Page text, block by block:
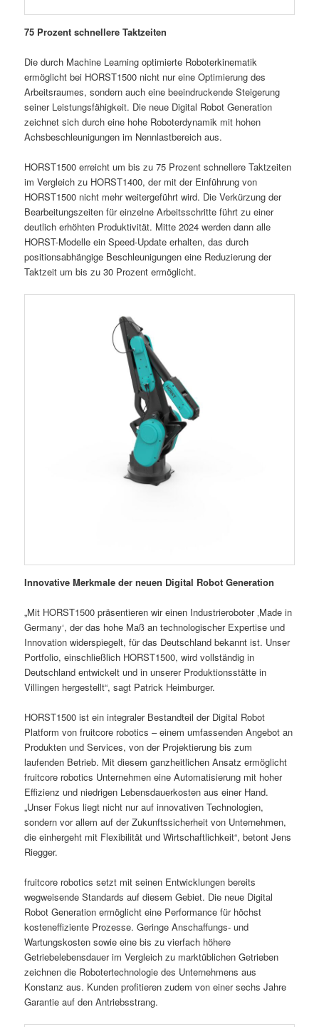
75 Prozent schnellere Taktzeiten
Die durch Machine Learning optimierte Roboterkinematik
ermöglicht bei HORST1500 nicht nur eine Optimierung des
Arbeitsraumes, sondern auch eine beeindruckende Steigerung
seiner Leistungsfähigkeit. Die neue Digital Robot Generation
zeichnet sich durch eine hohe Roboterdynamik mit hohen
Achsbeschleunigungen im Nennlastbereich aus.
HORST1500 erreicht um bis zu 75 Prozent schnellere Taktzeiten
im Vergleich zu HORST1400, der mit der Einführung von
HORST1500 nicht mehr weitergeführt wird. Die Verkürzung der
Bearbeitungszeiten für einzelne Arbeitsschritte führt zu einer
deutlich erhöhten Produktivität. Mitte 2024 werden dann alle
HORST-Modelle ein Speed-Update erhalten, das durch
positionsabhängige Beschleunigungen eine Reduzierung der
Taktzeit um bis zu 30 Prozent ermöglicht.
Innovative Merkmale der neuen Digital Robot Generation
„Mit HORST1500 präsentieren wir einen Industrieroboter ‚Made in
Germany‘, der das hohe Maß an technologischer Expertise und
Innovation widerspiegelt, für das Deutschland bekannt ist. Unser
Portfolio, einschließlich HORST1500, wird vollständig in
Deutschland entwickelt und in unserer Produktionsstätte in
Villingen hergestellt“, sagt Patrick Heimburger.
HORST1500 ist ein integraler Bestandteil der Digital Robot
Platform von fruitcore robotics – einem umfassenden Angebot an
Produkten und Services, von der Projektierung bis zum
laufenden Betrieb. Mit diesem ganzheitlichen Ansatz ermöglicht
fruitcore robotics Unternehmen eine Automatisierung mit hoher
Effizienz und niedrigen Lebensdauerkosten aus einer Hand.
„Unser Fokus liegt nicht nur auf innovativen Technologien,
sondern vor allem auf der Zukunftssicherheit von Unternehmen,
die einhergeht mit Flexibilität und Wirtschaftlichkeit“, betont Jens
Riegger.
fruitcore robotics setzt mit seinen Entwicklungen bereits
wegweisende Standards auf diesem Gebiet. Die neue Digital
Robot Generation ermöglicht eine Performance für höchst
kosteneffiziente Prozesse. Geringe Anschaffungs- und
Wartungskosten sowie eine bis zu vierfach höhere
Getriebelebensdauer im Vergleich zu marktüblichen Getrieben
zeichnen die Robotertechnologie des Unternehmens aus
Konstanz aus. Kunden profitieren zudem von einer sechs Jahre
Garantie auf den Antriebsstrang.